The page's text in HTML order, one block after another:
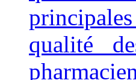
qualité